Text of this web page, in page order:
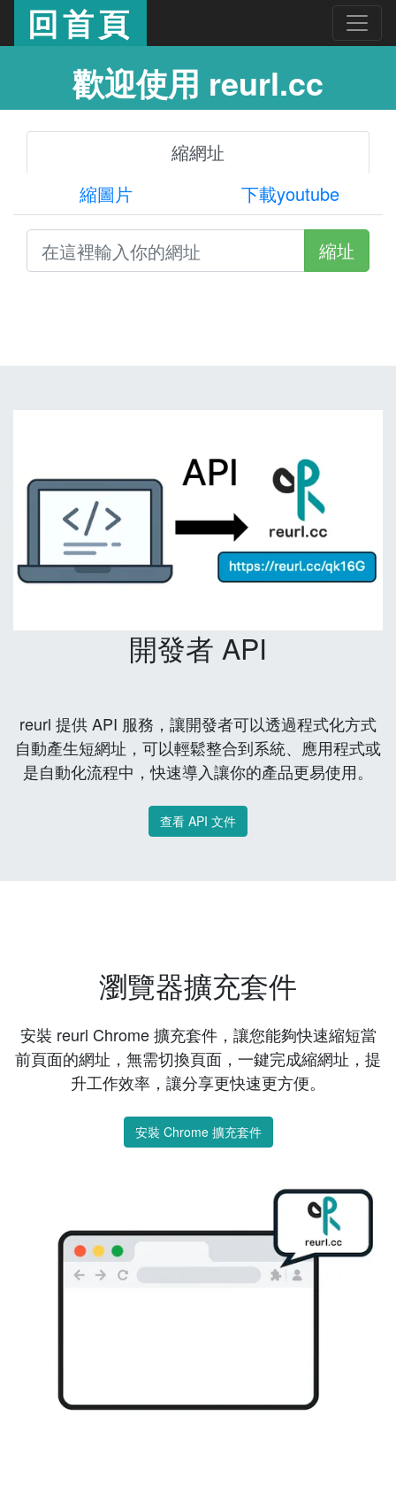
回首頁
歡迎使用 reurl.cc
縮網址
縮圖片
下載youtube
縮址
開發者 API
reurl 提供 API 服務，讓開發者可以透過程式化方式
自動產生短網址，可以輕鬆整合到系統、應用程式或
是自動化流程中，快速導入讓你的產品更易使用。
查看 API 文件
瀏覽器擴充套件
安裝 reurl Chrome 擴充套件，讓您能夠快速縮短當
前頁面的網址，無需切換頁面，一鍵完成縮網址，提
升工作效率，讓分享更快速更方便。
安裝 Chrome 擴充套件